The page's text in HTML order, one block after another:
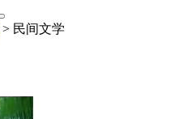
> 民间文学